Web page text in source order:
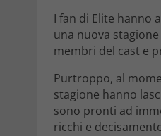
I fan di Elite hanno
una nuova
membri del cast e
Purtroppo, al
stagione hanno
sono pronti ad
ricchi e